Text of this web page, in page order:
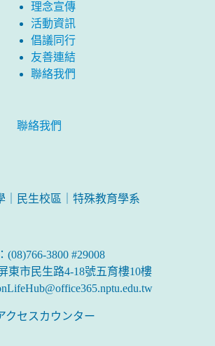
理念宣傳
活動資訊
倡議同行
友善連結
聯絡我們
聯絡我們
｜民生校區｜特殊教育學系
(08)766-3800 #29008
東市民生路4-18號五育樓10樓